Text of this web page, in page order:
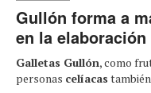
Gullón forma a
en la
Galletas Gullón, como
personas celíacas